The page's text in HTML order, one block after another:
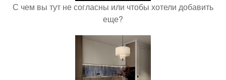
С чем вы тут не согласны или чтобы хотели добавить
еще?